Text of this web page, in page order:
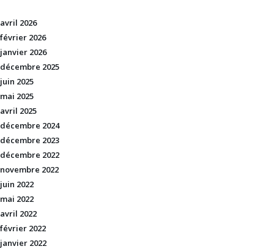
avril 2026
février 2026
janvier 2026
décembre 2025
juin 2025
mai 2025
avril 2025
décembre 2024
décembre 2023
décembre 2022
novembre 2022
juin 2022
mai 2022
avril 2022
février 2022
janvier 2022